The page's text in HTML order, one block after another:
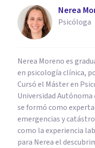
Nerea
Psicóloga
Nerea Moreno es
en psicología clínica,
Cursó el Máster en
Universidad
se formó como
emergencias y
como la experiencia
para Nerea el